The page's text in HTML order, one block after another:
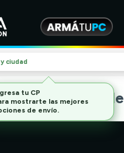
ciudad
no disponible
tu CP
mostrarte las mejores
de envío.